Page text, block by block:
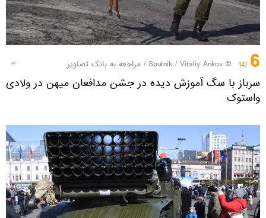
6
/14
© Sputnik / Vitaliy Ankov
/ مراجعه به بانک تصاویر
سرباز با سگ آموزش دیده در جشن مدافعان میهن در ولادی
واستوک